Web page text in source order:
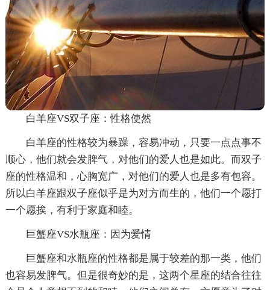
白羊座VS双子座：性格使然
白羊座的性格较为暴躁，容易冲动，只要一点点事不
顺心，他们就会发脾气，对他们的爱人也是如此。而双子
座的性格温和，心胸宽广，对他们的爱人也是多有包容。
所以白羊座跟双子座似乎是为对方而生的，他们一个愿打
一个愿挨，有利于家庭和睦。
巨蟹座VS水瓶座：因为爱情
巨蟹座和水瓶座的性格都是属于较差的那一类，他们
也容易发脾气。但是很奇妙的是，这两个星座的结合往往